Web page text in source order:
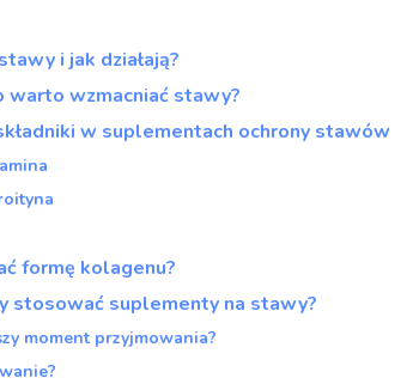
i jak działają?
warto wzmacniać stawy?
w suplementach ochrony stawów
formę kolagenu?
stosować suplementy na stawy?
moment przyjmowania?